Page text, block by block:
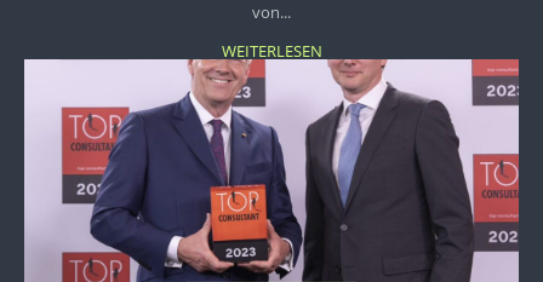
von...
WEITERLESEN